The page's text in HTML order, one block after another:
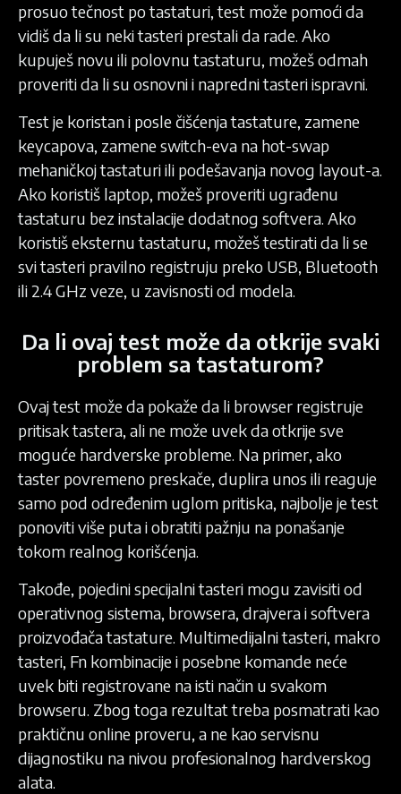
prosuo tečnost po tastaturi, test može pomoći da
vidiš da li su neki tasteri prestali da rade. Ako
kupuješ novu ili polovnu tastaturu, možeš odmah
proveriti da li su osnovni i napredni tasteri ispravni.
Test je koristan i posle čišćenja tastature, zamene
keycapova, zamene switch-eva na hot-swap
mehaničkoj tastaturi ili podešavanja novog layout-a.
Ako koristiš laptop, možeš proveriti ugrađenu
tastaturu bez instalacije dodatnog softvera. Ako
koristiš eksternu tastaturu, možeš testirati da li se
svi tasteri pravilno registruju preko USB, Bluetooth
ili 2.4 GHz veze, u zavisnosti od modela.
Da li ovaj test može da otkrije svaki
problem sa tastaturom?
Ovaj test može da pokaže da li browser registruje
pritisak tastera, ali ne može uvek da otkrije sve
moguće hardverske probleme. Na primer, ako
taster povremeno preskače, duplira unos ili reaguje
samo pod određenim uglom pritiska, najbolje je test
ponoviti više puta i obratiti pažnju na ponašanje
tokom realnog korišćenja.
Takođe, pojedini specijalni tasteri mogu zavisiti od
operativnog sistema, browsera, drajvera i softvera
proizvođača tastature. Multimedijalni tasteri, makro
tasteri, Fn kombinacije i posebne komande neće
uvek biti registrovane na isti način u svakom
browseru. Zbog toga rezultat treba posmatrati kao
praktičnu online proveru, a ne kao servisnu
dijagnostiku na nivou profesionalnog hardverskog
alata.